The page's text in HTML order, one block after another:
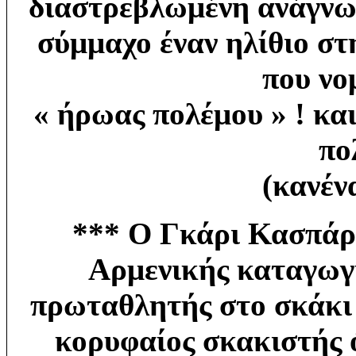
διαστρεβλωμένη
σύμμαχο έναν ηλίθιο
που
« ήρωας πολέμου » ! και
*** Ο Γκάρι
Αρμενικής
πρωταθλητής στο
κορυφαίος σκακιστής